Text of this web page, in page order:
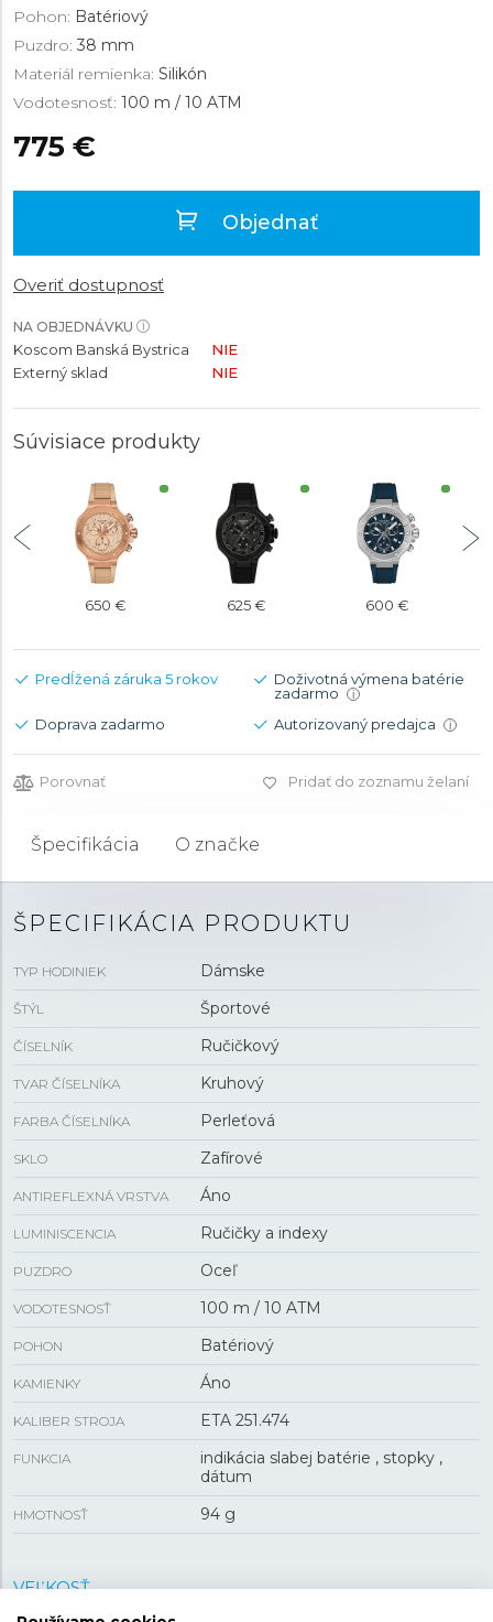
Pohon: Batériový
Puzdro: 38 mm
Materiál remienka: Silikón
Vodotesnosť: 100 m / 10 ATM
775 €
Objednať
Overiť dostupnosť
NA OBJEDNÁVKU
Koscom Banská Bystrica
NIE
Externý sklad
NIE
Súvisiace produkty
650 € 625 € 600 €
Predĺžená záruka 5 rokov
Doživotná výmena batérie
zadarmo
i
Doprava zadarmo Autorizovaný predajca i
Porovnať Pridať do zoznamu želaní
Špecifikácia O značke
ŠPECIFIKÁCIA PRODUKTU
TYP HODINIEK Dámske
ŠTÝL Športové
ČÍSELNÍK Ručičkový
TVAR ČÍSELNÍKA Kruhový
FARBA ČÍSELNÍKA Perleťová
SKLO Zafírové
ANTIREFLEXNÁ VRSTVA Áno
LUMINISCENCIA Ručičky a indexy
PUZDRO Oceľ
VODOTESNOSŤ 100 m / 10 ATM
POHON Batériový
KAMIENKY Áno
KALIBER STROJA ETA 251.474
FUNKCIA
indikácia slabej batérie , stopky ,
dátum
HMOTNOSŤ 94 g
VEĽKOSŤ